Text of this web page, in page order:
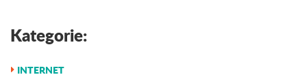
Kategorie:
INTERNET